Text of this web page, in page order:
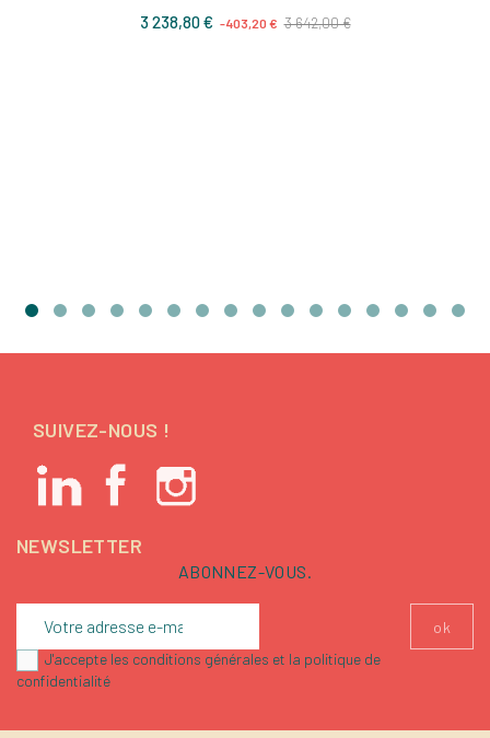
3 238,80 € Prix
-403,20 € 3 642,00 €Prix
SUIVEZ-NOUS !
NEWSLETTER
ABONNEZ-VOUS.
J'accepte les conditions générales et la politique de
confidentialité